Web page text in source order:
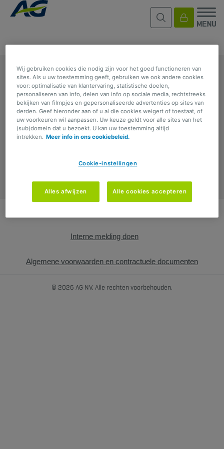
KLANTENZONE
CONTACT
Interne melding doen
Algemene voorwaarden en contractuele documenten
© 2026 AG NV, Alle rechten voorbehouden.
Wij gebruiken cookies die nodig zijn voor het goed functioneren van
sites. Als u uw toestemming geeft, gebruiken we ook andere cookies
voor: optimalisatie van klantervaring, statistische doelen,
personaliseren van info, delen van info op sociale media, rechtstreeks
bekijken van filmpjes en gepersonaliseerde advertenties op sites van
derden. Geef hieronder aan of u al die cookies weigert of toestaat, of
uw voorkeuren wil aanpassen. Uw keuze geldt voor alle sites van het
(sub)domein dat u bezoekt. U kan uw toestemming altijd
intrekken. Meer info in ons cookiebeleid.
Cookie-instellingen
Alles afwijzen Alle cookies accepteren